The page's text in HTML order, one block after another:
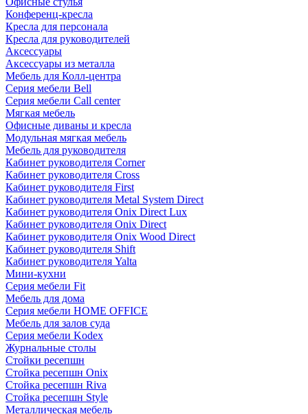
Конференц-кресла
Кресла для персонала
Кресла для руководителей
Аксессуары
Аксессуары из металла
Мебель для Колл-центра
Серия мебели Bell
Серия мебели Call center
Мягкая мебель
Офисные диваны и кресла
Модульная мягкая мебель
Мебель для руководителя
Кабинет руководителя Corner
Кабинет руководителя Cross
Кабинет руководителя First
Кабинет руководителя Metal System Direct
Кабинет руководителя Onix Direct Lux
Кабинет руководителя Onix Direct
Кабинет руководителя Onix Wood Direct
Кабинет руководителя Shift
Кабинет руководителя Yalta
Мини-кухни
Серия мебели Fit
Мебель для дома
Серия мебели HOME OFFICE
Мебель для залов суда
Серия мебели Kodex
Журнальные столы
Стойки ресепшн
Стойка ресепшн Onix
Стойка ресепшн Riva
Стойка ресепшн Style
Металлическая мебель